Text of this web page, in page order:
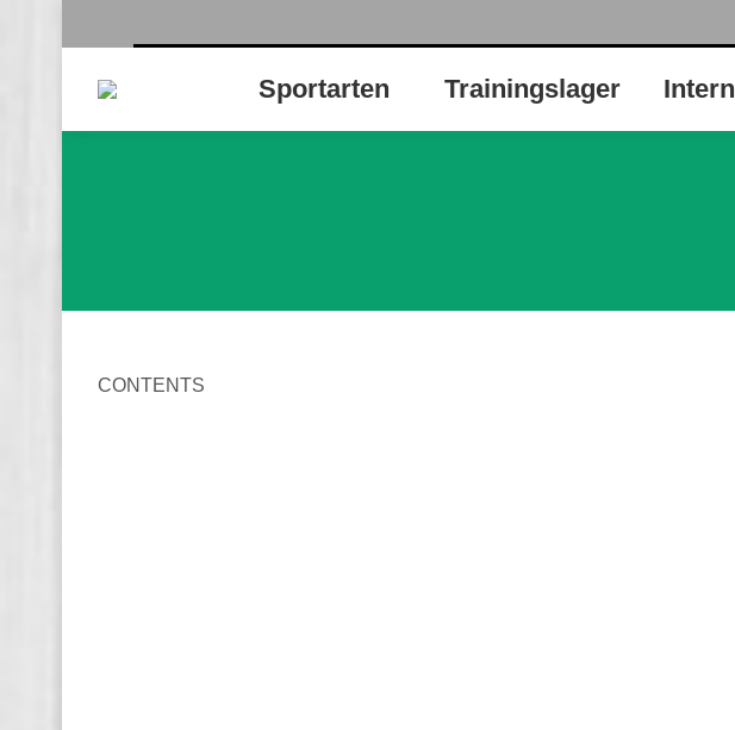
Sportarten Trainingslager Intern
CONTENTS